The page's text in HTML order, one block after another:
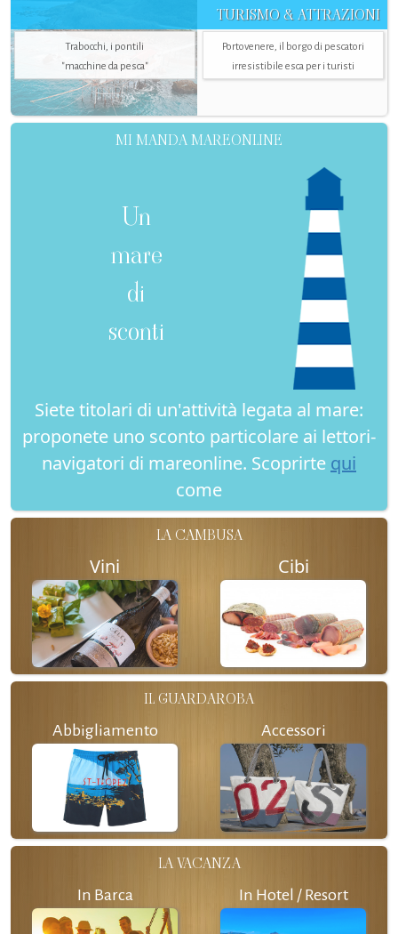
TURISMO & ATTRAZIONI
Trabocchi, i pontili
"macchine da pesca"
Portovenere, il borgo di pescatori
irresistibile esca per i turisti
MI MANDA MAREONLINE
Un
mare
di
sconti
Siete titolari di un'attività legata al mare:
proponete uno sconto particolare ai lettori-
navigatori di mareonline. Scoprirte qui
come
LA CAMBUSA
Vini Cibi
IL GUARDAROBA
Abbigliamento Accessori
LA VACANZA
In Barca In Hotel / Resort